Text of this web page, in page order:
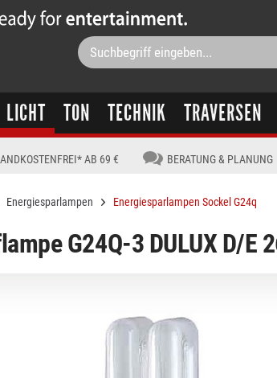
LICHT TON TECHNIK TRAVERSEN
* AB 69 € BERATUNG & PLANUNG
Energiesparlampen Energiesparlampen Sockel G24q
G24Q-3 DULUX D/E